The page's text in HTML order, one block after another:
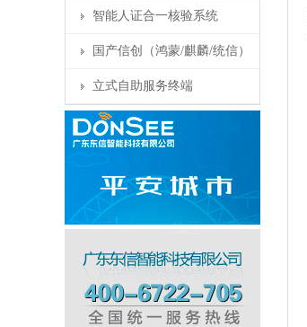
智能人证合一核验系统
国产信创（鸿蒙/麒麟/统信）
立式自助服务终端